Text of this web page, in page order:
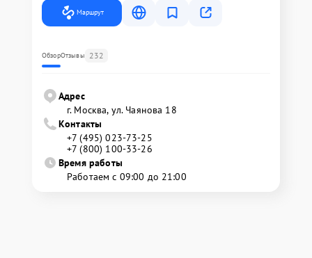
Маршрут
ОбзорОтзывы 232
Адрес
г. Москва, ул. Чаянова 18
Контакты
+7 (495) 023-73-25
+7 (800) 100-33-26
Время работы
Работаем с 09:00 до 21:00